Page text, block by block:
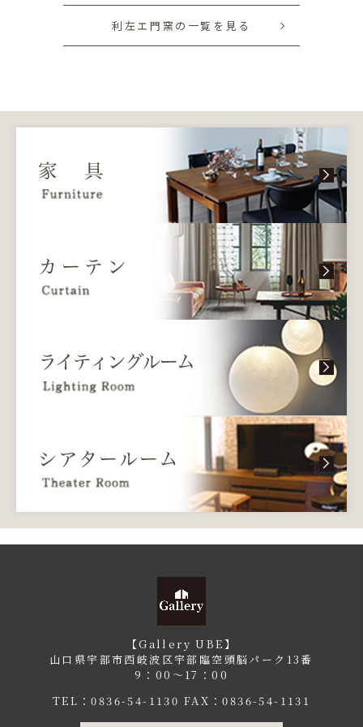
利左エ門窯の一覧を見る
【Gallery UBE】
山口県宇部市西岐波区宇部臨空頭脳パーク13番
9：00〜17：00
TEL：0836-54-1130 FAX：0836-54-1131